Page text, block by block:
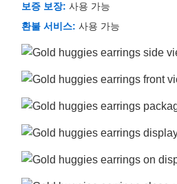
보증 보장: 사용 가능
환불 서비스: 사용 가능